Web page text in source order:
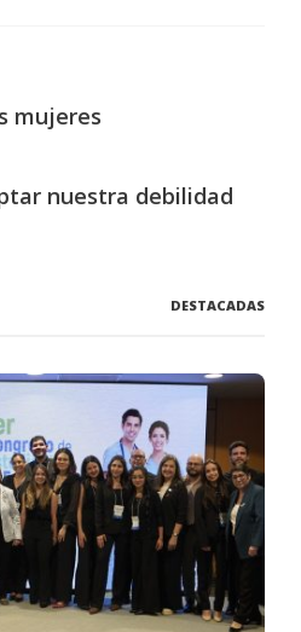
mujeres
nuestra debilidad
DESTACADAS